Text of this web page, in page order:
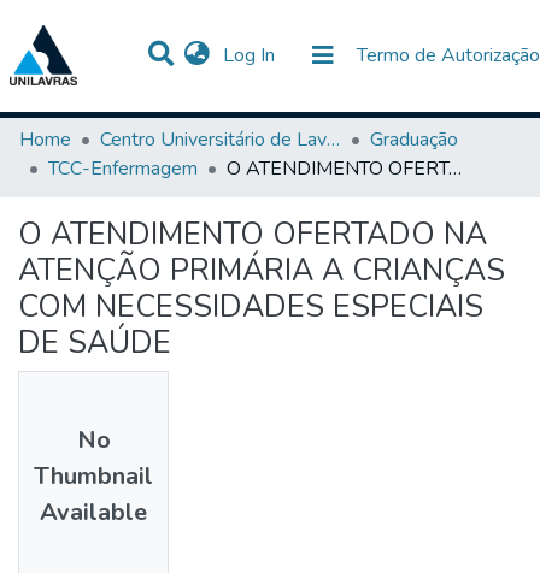
Log In (current) Termo de Autorização
Communities & Collections
Statistics
All of DSpace
Home
Centro Universitário de Lavras-UNILAVRAS
Graduação
TCC-Enfermagem
O ATENDIMENTO OFERTADO NA ATENÇÃO PRIMÁRIA A CRIANÇAS COM NECESSIDADES ESPECIAIS DE SAÚDE
O ATENDIMENTO OFERTADO NA
ATENÇÃO PRIMÁRIA A CRIANÇAS
COM NECESSIDADES ESPECIAIS
DE SAÚDE
No
Thumbnail
Available